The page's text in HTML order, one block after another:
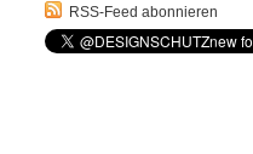
RSS-Feed abonnieren